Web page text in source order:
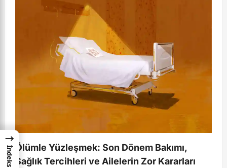
Ortaya
Çıktı:
Siz
Hangi
Zihin
Yapısına
Sahipsiniz?
Ölümle Yüzleşmek: Son Dönem Bakımı,
Sağlık Tercihleri ve Ailelerin Zor Kararları
→
İndeks